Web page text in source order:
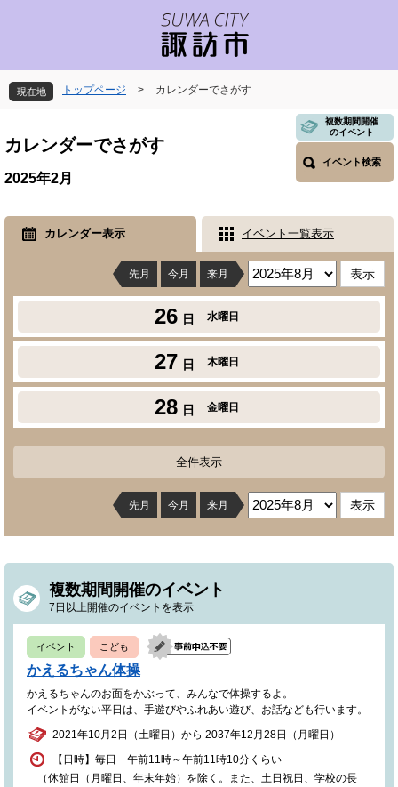
先
頭
す
を
飛
し
本
へ
現在地 トップページ > カレンダーでさがす
文
カレンダーでさがす
複数期間開催
のイベント
イベント検索
2025年2月
カレンダー表示 イベント一覧表示
先月 今月 来月
26 日 水曜日
27 日 木曜日
28 日 金曜日
全件表示
先月 今月 来月
複数期間開催のイベント
7日以上開催のイベントを表示
イベント こども
かえるちゃん体操
かえるちゃんのお面をかぶって、みんなで体操するよ。
イベントがない平日は、手遊びやふれあい遊び、お話なども行います。
2021年10月2日（土曜日）から 2037年12月28日（月曜日）
【日時】毎日 午前11時～午前11時10分くらい
（休館日（月曜日、年末年始）を除く。また、土日祝日、学校の長